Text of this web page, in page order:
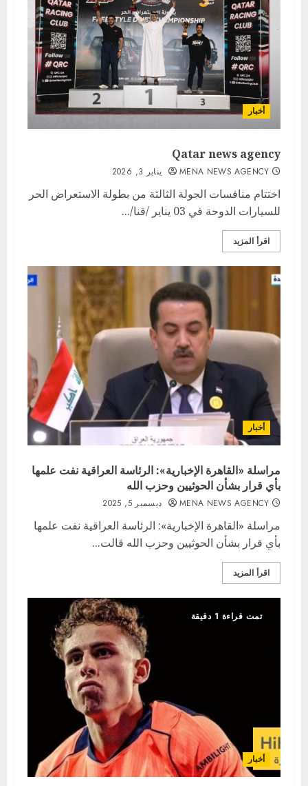
أخبار
Qatar news agency
MENA NEWS AGENCY يناير 3, 2026
اختتام منافسات الجولة الثالثة من بطولة الاستعراض الحر
للسيارات الدوحة في 03 يناير /قنا/...
اقرأ المزيد
أخبار
مراسلة «القاهرة الإخبارية»: الرئاسة العراقية نفت علمها
بأي قرار بشأن الحوثيين وحزب الله
MENA NEWS AGENCY ديسمبر 5, 2025
مراسلة «القاهرة الإخبارية»: الرئاسة العراقية نفت علمها
بأي قرار بشأن الحوثيين وحزب الله قالت...
اقرأ المزيد
تمت قراءة 1 دقيقة
أخبار